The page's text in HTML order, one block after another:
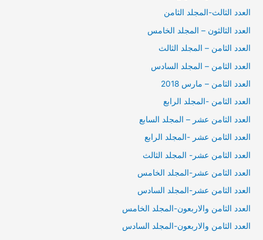
العدد الثالث-المجلد الثامن
العدد الثالثون – المجلد الخامس
العدد الثامن – المجلد الثالث
العدد الثامن – المجلد السادس
العدد الثامن – مارس 2018
العدد الثامن -المجلد الرابع
العدد الثامن عشر – المجلد السابع
العدد الثامن عشر -المجلد الرابع
العدد الثامن عشر- المجلد الثالث
العدد الثامن عشر-المجلد الخامس
العدد الثامن عشر-المجلد السادس
العدد الثامن والاربعون-المجلد الخامس
العدد الثامن والاربعون-المجلد السادس